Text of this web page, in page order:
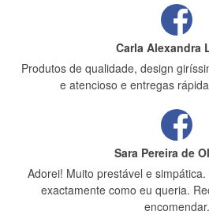
Carla Alexandra
Produtos de qualidade, design
e atencioso e entregas
Sara Pereira de
Adorei! Muito prestável e
exactamente como eu queria.
encomendar.